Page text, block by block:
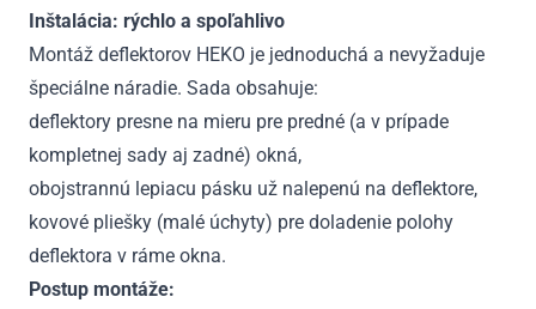
Inštalácia: rýchlo a spoľahlivo
Montáž deflektorov HEKO je jednoduchá a nevyžaduje
špeciálne náradie. Sada obsahuje:
deflektory presne na mieru pre predné (a v prípade
kompletnej sady aj zadné) okná,
obojstrannú lepiacu pásku už nalepenú na deflektore,
kovové pliešky (malé úchyty) pre doladenie polohy
deflektora v ráme okna.
Postup montáže: